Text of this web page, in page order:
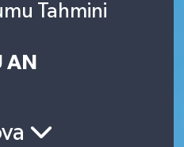
Tahmini
AN